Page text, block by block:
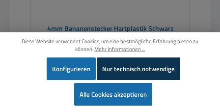
4mm Bananenstecker Hartplastik Schwarz
Diese Website verwendet Cookies, um eine bestmögliche Erfahrung bieten zu
können.Mehr Informationen ...
Nur technisch notwendige
Konfigurieren
Alle Cookies akzeptieren